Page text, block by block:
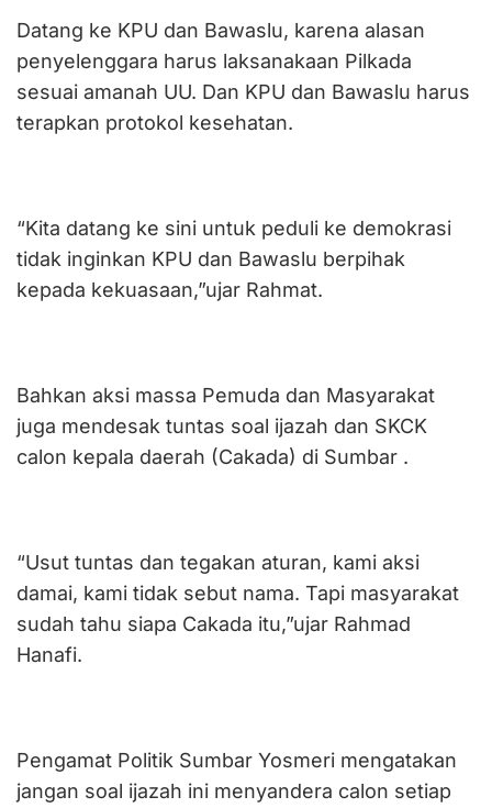
Datang ke KPU dan Bawaslu, karena alasan
penyelenggara harus laksanakaan Pilkada
sesuai amanah UU. Dan KPU dan Bawaslu harus
terapkan protokol kesehatan.
“Kita datang ke sini untuk peduli ke demokrasi
tidak inginkan KPU dan Bawaslu berpihak
kepada kekuasaan,”ujar Rahmat.
Bahkan aksi massa Pemuda dan Masyarakat
juga mendesak tuntas soal ijazah dan SKCK
calon kepala daerah (Cakada) di Sumbar .
“Usut tuntas dan tegakan aturan, kami aksi
damai, kami tidak sebut nama. Tapi masyarakat
sudah tahu siapa Cakada itu,”ujar Rahmad
Hanafi.
Pengamat Politik Sumbar Yosmeri mengatakan
jangan soal ijazah ini menyandera calon setiap